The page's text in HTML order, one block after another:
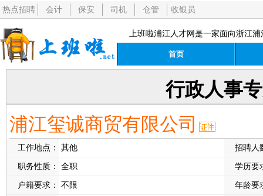
热点招聘 会计 保安 司机 仓管 收银员
上班啦浦江人才网是一家面向浙江
首页
行政人事
浦江玺诚商贸有限公司
工作地点： 其他
招聘人
职务性质：
全职
学历要
户籍要求：
不限
年龄要